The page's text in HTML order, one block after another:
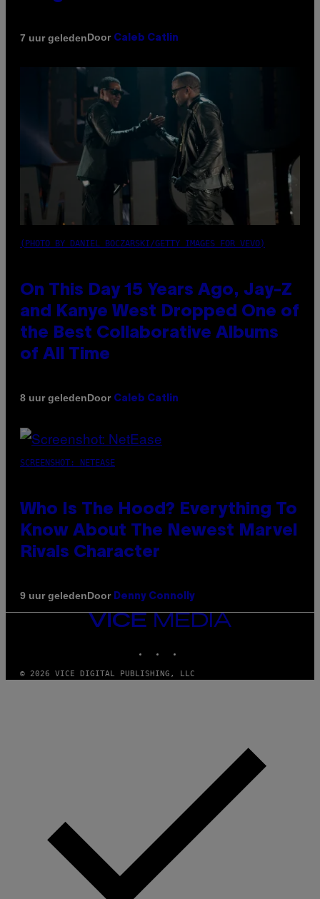
7 uur geledenDoor Caleb Catlin
(PHOTO BY DANIEL BOCZARSKI/GETTY IMAGES FOR VEVO)
On This Day 15 Years Ago, Jay-Z
and Kanye West Dropped One of
the Best Collaborative Albums
of All Time
8 uur geledenDoor Caleb Catlin
SCREENSHOT: NETEASE
Who Is The Hood? Everything To
Know About The Newest Marvel
Rivals Character
9 uur geledenDoor Denny Connolly
VICE
MEDIA
© 2026 VICE DIGITAL PUBLISHING, LLC